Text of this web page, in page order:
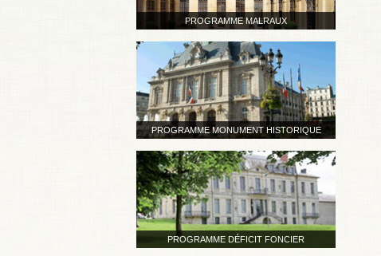
PROGRAMME MALRAUX
PROGRAMME MONUMENT HISTORIQUE
PROGRAMME DÉFICIT FONCIER